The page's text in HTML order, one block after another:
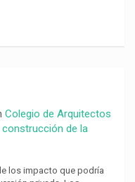
Colegio de Arquitectos
de la
los impacto que podría